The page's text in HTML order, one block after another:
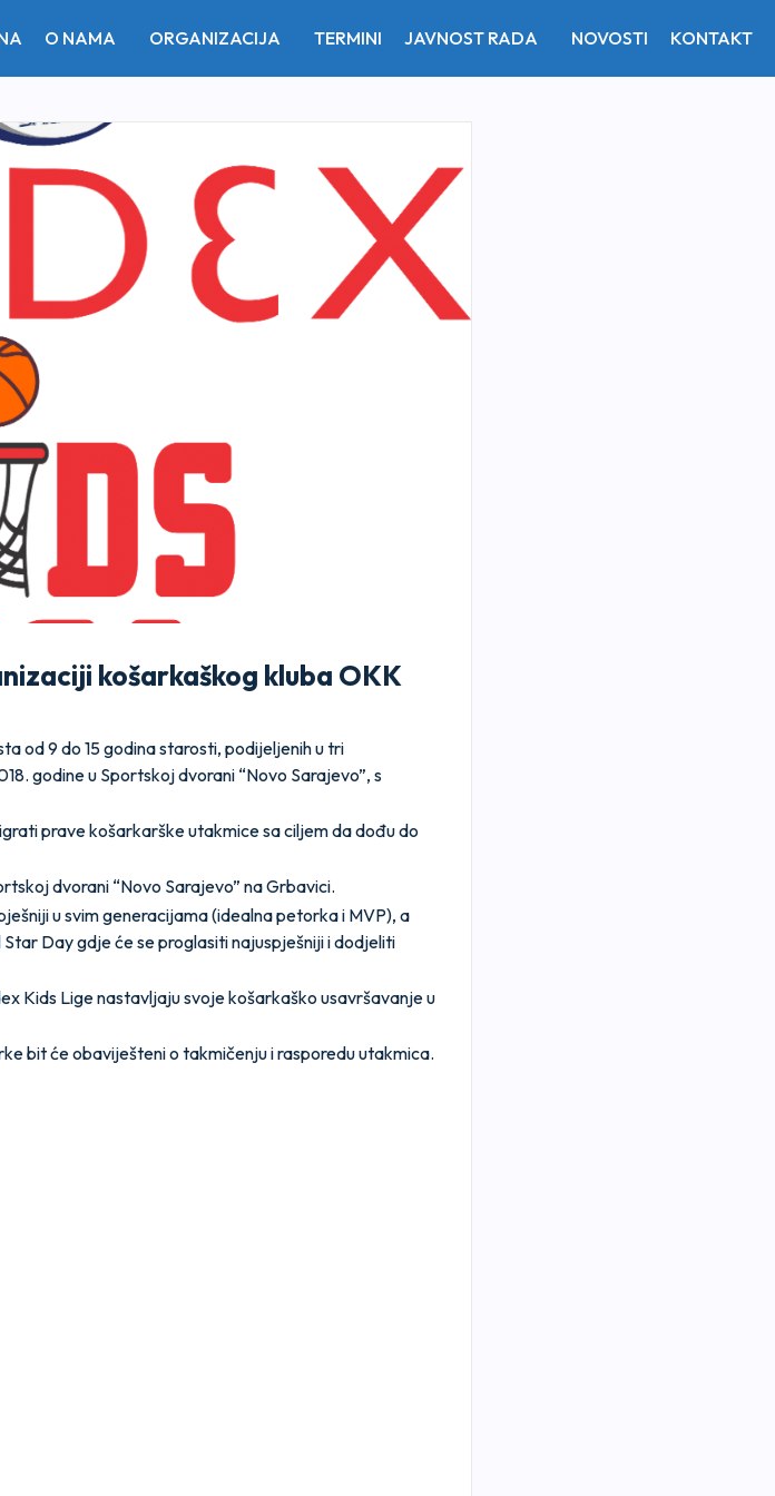
O NAMA ORGANIZACIJA TERMINI JAVNOST RADA NOVOSTI KONTAKT
košarkaškog kluba OKK
od 9 do 15 godina starosti, podijeljenih u tri
godine u Sportskoj dvorani “Novo Sarajevo”, s
prave košarkarške utakmice sa ciljem da dođu do
dvorani “Novo Sarajevo” na Grbavici.
u svim generacijama (idealna petorka i MVP), a
Day gdje će se proglasiti najuspješniji i dodjeliti
Kids Lige nastavljaju svoje košarkaško usavršavanje u
bit će obaviješteni o takmičenju i rasporedu utakmica.